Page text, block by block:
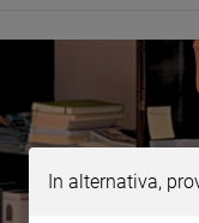
Bioetica
In alternativa,